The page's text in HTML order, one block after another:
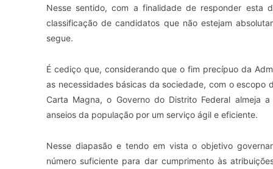
Nesse sentido, com a finalidade de responder esta
classificação de candidatos que não estejam
segue.
É cediço que, considerando que o fim precípuo da
as necessidades básicas da sociedade, com o escopo
Carta Magna, o Governo do Distrito Federal almeja
anseios da população por um serviço ágil e eficiente.
Nesse diapasão e tendo em vista o objetivo
número suficiente para dar cumprimento às